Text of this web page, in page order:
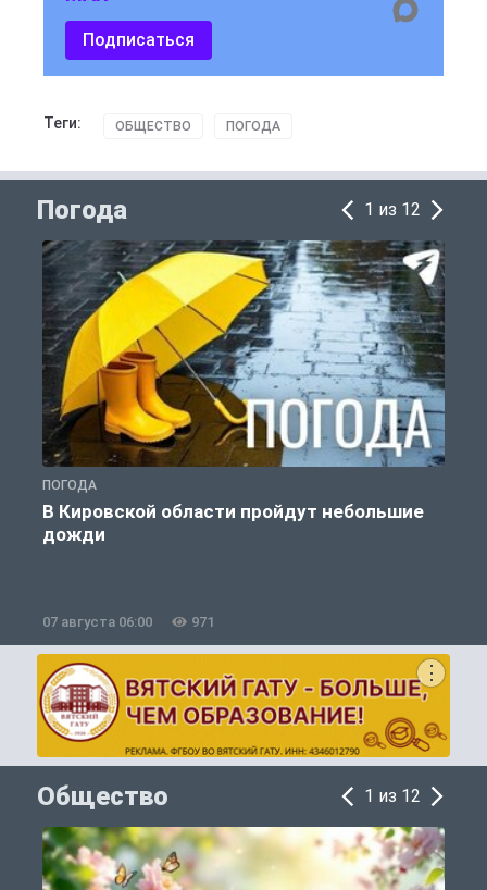
Подписаться
Теги: ОБЩЕСТВО ПОГОДА
Погода 1 из 12
ПОГОДА
В Кировской области пройдут небольшие
дожди
07 августа 06:00 971
Общество 1 из 12